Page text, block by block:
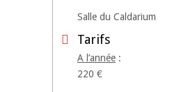
Salle du Caldarium
Tarifs
A l’année:
220 €